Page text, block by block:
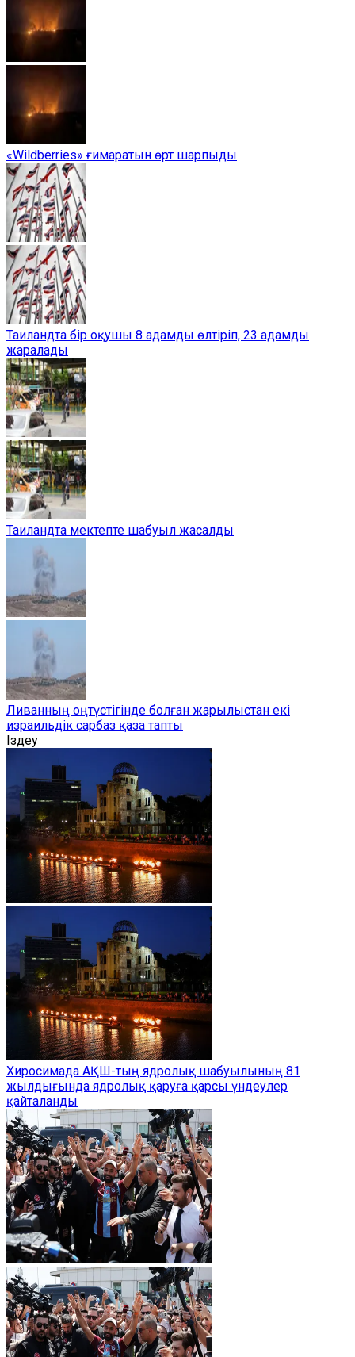
«Wildberries» ғимаратын өрт шарпыды
Таиландта бір оқушы 8 адамды өлтіріп, 23 адамды
жаралады
Таиландта мектепте шабуыл жасалды
Ливанның оңтүстігінде болған жарылыстан екі
израильдік сарбаз қаза тапты
Іздеу
Хиросимада АҚШ-тың ядролық шабуылының 81
жылдығында ядролық қаруға қарсы үндеулер
қайталанды